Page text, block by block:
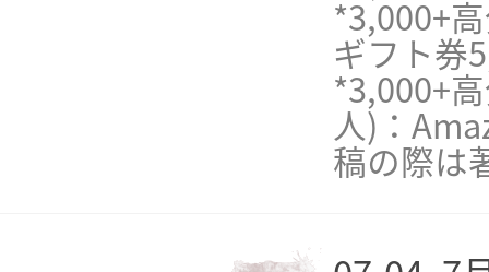
*3,000+
ギフト券
*3,000+
人)：
稿の際は